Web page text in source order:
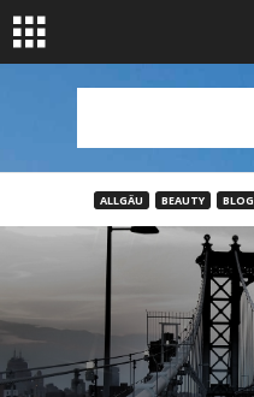
ALLGÄU BEAUTY BLOG